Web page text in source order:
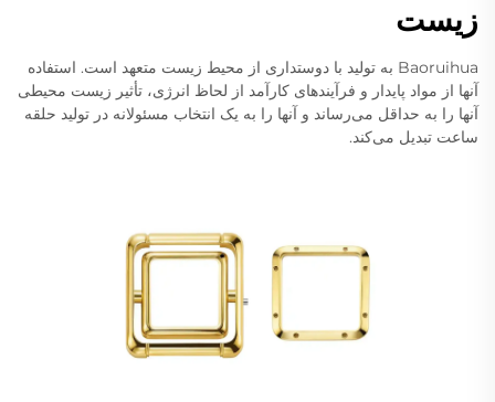
زیست
Baoruihua به تولید با دوستداری از محیط زیست متعهد است. استفاده
آنها از مواد پایدار و فرآیندهای کارآمد از لحاظ انرژی، تأثیر زیست محیطی
آنها را به حداقل می‌رساند و آنها را به یک انتخاب مسئولانه در تولید حلقه
ساعت تبدیل می‌کند.